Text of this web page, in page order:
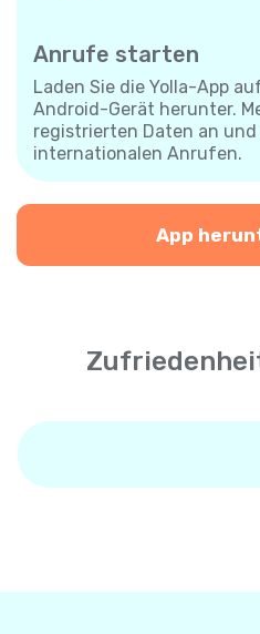
Anrufe starten
Laden Sie die Yolla-App
Android-Gerät herunter.
registrierten Daten an
internationalen Anrufen.
App